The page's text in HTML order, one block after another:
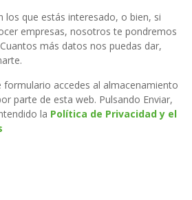
los que estás interesado, o bien, si
empresas, nosotros te pondremos
más datos nos puedas dar,
formulario accedes al almacenamiento
parte de esta web. Pulsando Enviar,
la Política de Privacidad y el